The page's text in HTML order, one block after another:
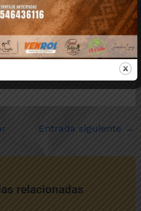
para la diversión en
y controlado.
Entrada siguiente →
relacionadas